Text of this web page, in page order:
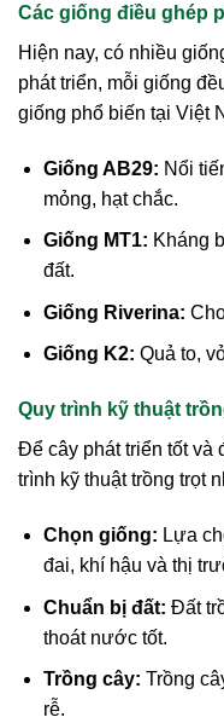
Các giống điều ghép
Hiện nay, có nhiều
phát triển, mỗi giống
giống phổ biến tại Việt
Giống AB29: Nổi
mỏng, hạt chắc.
Giống MT1: Kháng
đất.
Giống Riverina:
Giống K2: Quả to,
Quy trình kỹ thuật
Để cây phát triển tốt và
trình kỹ thuật trồng trọt
Chọn giống: Lựa
đai, khí hậu và thị
Chuẩn bị đất: Đất
thoát nước tốt.
Trồng cây: Trồng
rễ.